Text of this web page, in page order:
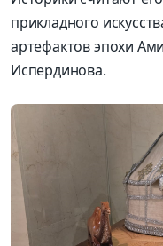
прикладного
артефактов эпохи
Испердинова.